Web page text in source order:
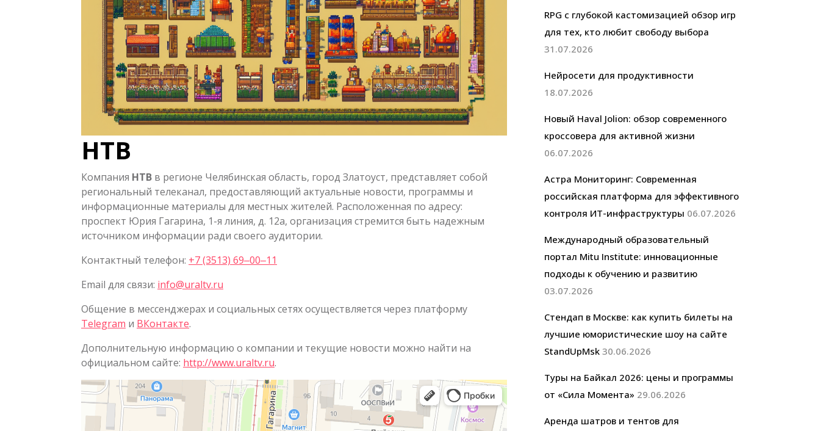
НТВ
Компания НТВ в регионе Челябинская область, город Златоуст, представляет собой
региональный телеканал, предоставляющий актуальные новости, программы и
информационные материалы для местных жителей. Расположенная по адресу:
проспект Юрия Гагарина, 1-я линия, д. 12а, организация стремится быть надежным
источником информации ради своего аудитории.
Контактный телефон: +7 (3513) 69‒00‒11
Email для связи: info@uraltv.ru
Общение в мессенджерах и социальных сетях осуществляется через платформу
Telegram и ВКонтакте.
Дополнительную информацию о компании и текущие новости можно найти на
официальном сайте: http://www.uraltv.ru.
RPG с глубокой кастомизацией обзор игр
для тех, кто любит свободу выбора
31.07.2026
Нейросети для продуктивности
18.07.2026
Новый Haval Jolion: обзор современного
кроссовера для активной жизни
06.07.2026
Астра Мониторинг: Современная
российская платформа для эффективного
контроля ИТ-инфраструктуры 06.07.2026
Международный образовательный
портал Mitu Institute: инновационные
подходы к обучению и развитию
03.07.2026
Стендап в Москве: как купить билеты на
лучшие юмористические шоу на сайте
StandUpMsk 30.06.2026
Туры на Байкал 2026: цены и программы
от «Сила Момента» 29.06.2026
Аренда шатров и тентов для